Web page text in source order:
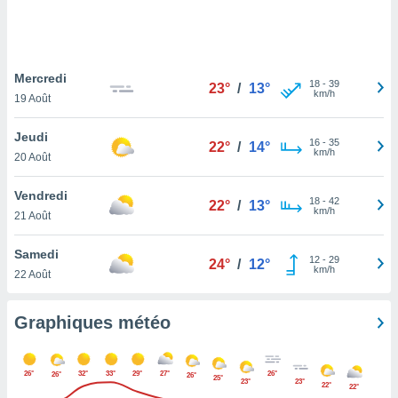
pas
de
cas,
que
sur le
que
ne
Mercredi
19 Août
23° / 13° 18- 39
km/h
Jeudi
20 Août
22° / 14° 16- 35
km/h
Vendredi
21 Août
22° / 13° 18- 42
km/h
Samedi
22 Août
24° / 12° 12- 29
km/h
Graphiques météo
26° 26° 32° 33° 29° 27° 26° 25° 23°
26°
23°
22° 22°